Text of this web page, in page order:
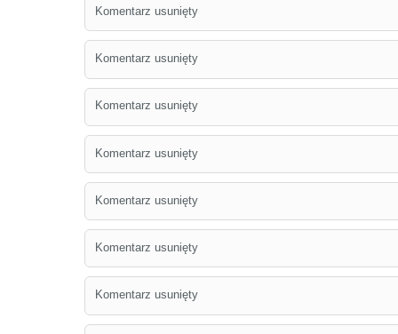
Komentarz usunięty
Komentarz usunięty
Komentarz usunięty
Komentarz usunięty
Komentarz usunięty
Komentarz usunięty
Komentarz usunięty